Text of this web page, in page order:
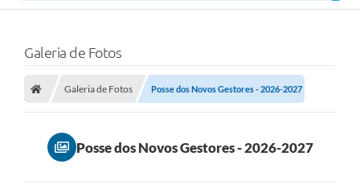
Galeria de Fotos
Galeria de Fotos Posse dos Novos Gestores - 2026-2027
Posse dos Novos Gestores - 2026-2027